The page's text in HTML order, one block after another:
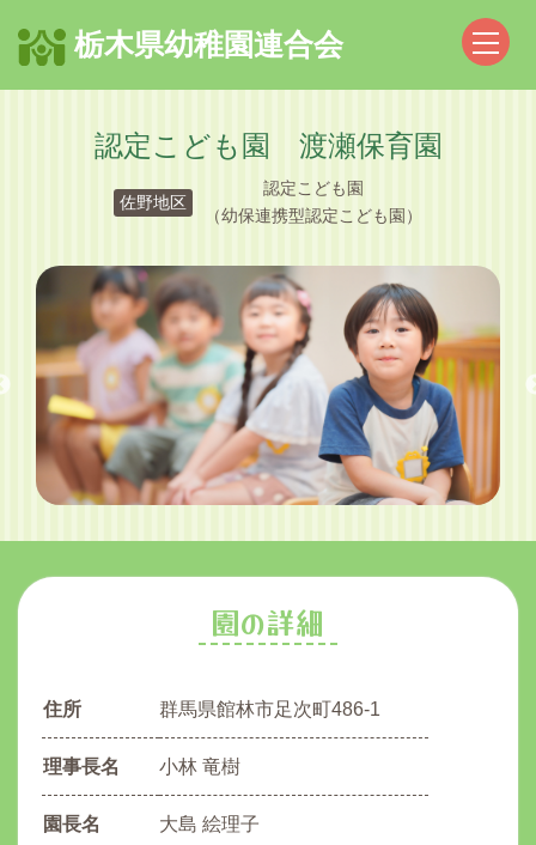
栃木県幼稚園連合会
認定こども園 渡瀬保育園
佐野地区
認定こども園
（幼保連携型認定こども園）
園の詳細
住所 群馬県館林市足次町486-1
理事長名 小林 竜樹
園長名 大島 絵理子